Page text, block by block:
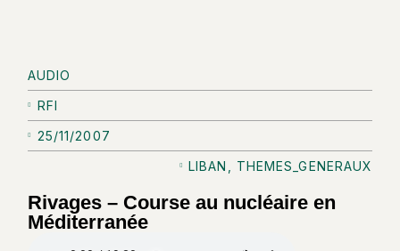
AUDIO
RFI
25/11/2007
LIBAN
THEMES_GENERAUX
Rivages – Course au nucléaire en
Méditerranée